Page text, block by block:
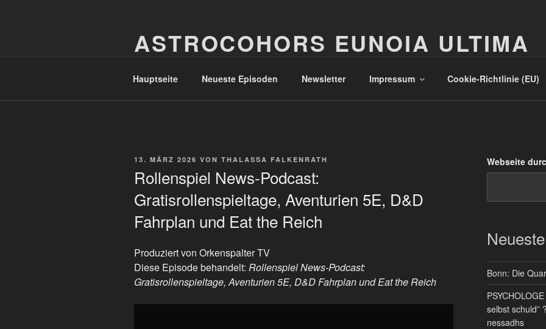
ASTROCOHORS EUNOIA ULTIMA
Hauptseite Neueste Episoden Newsletter Impressum Cookie-Richtlinie (EU)
VERÖFFENTLICHT
13. MÄRZ 2026 VON THALASSA FALKENRATH
Rollenspiel News-Podcast:
Gratisrollenspieltage, Aventurien 5E, D&D
Fahrplan und Eat the Reich
Produziert von Orkenspalter TV
Diese Episode behandelt: Rollenspiel News-Podcast:
Gratisrollenspieltage, Aventurien 5E, D&D Fahrplan und Eat the Reich
Webseite
Bonn: Die
selbst schuld”
nessadhs